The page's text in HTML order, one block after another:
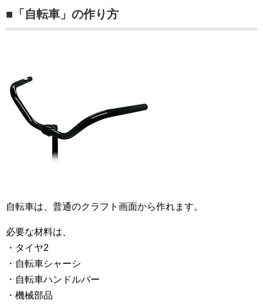
■「自転車」の作り方
自転車は、普通のクラフト画面から作れます。
必要な材料は、
・タイヤ2
・自転車シャーシ
・自転車ハンドルバー
・機械部品